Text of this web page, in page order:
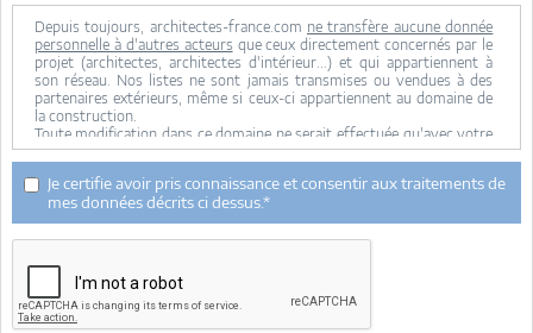
Depuis toujours, architectes-france.com ne transfère aucune donnée
personnelle à d'autres acteurs que ceux directement concernés par le
projet (architectes, architectes d'intérieur...) et qui appartiennent à
son réseau. Nos listes ne sont jamais transmises ou vendues à des
partenaires extérieurs, même si ceux-ci appartiennent au domaine de
la construction.
Toute modification dans ce domaine ne serait effectuée qu'avec votre
consentement.
Je consens à ce que mes données personnelles soient collectées pour
permettre à architectes-france de transférer votre projet aux
architectes. Seul Architectes-france, ses équipes internes et la
maitrise d'oeuvre concernée par le projet y ont accès. Aucune
transmission de données à des tiers à l'exclusion de ceux décrits ci
dessus n'est réalisée.
Mes données téléphoniques seront uniquement utilisées par
Architectes-france.com et les architectes de notre réseau dans le
cadre de la qualification et du suivi de mon projet.
Je certifie avoir pris connaissance et consentir aux traitements de
mes données décrits ci dessus.*